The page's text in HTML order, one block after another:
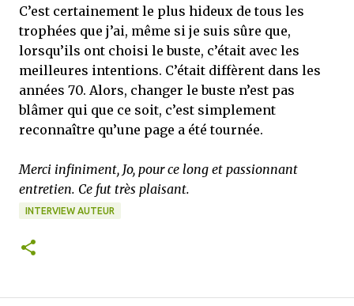
C’est certainement le plus hideux de tous les
trophées que j’ai, même si je suis sûre que,
lorsqu’ils ont choisi le buste, c’était avec les
meilleures intentions. C’était diffèrent dans les
années 70. Alors, changer le buste n’est pas
blâmer qui que ce soit, c’est simplement
reconnaître qu’une page a été tournée.
Merci infiniment, Jo, pour ce long et passionnant
entretien. Ce fut très plaisant.
INTERVIEW AUTEUR